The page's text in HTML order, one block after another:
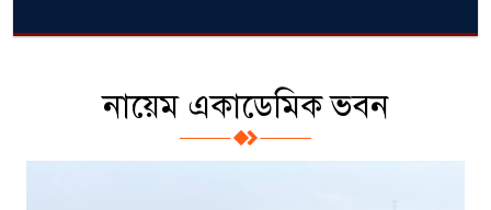
নায়েম একাডেমিক ভবন